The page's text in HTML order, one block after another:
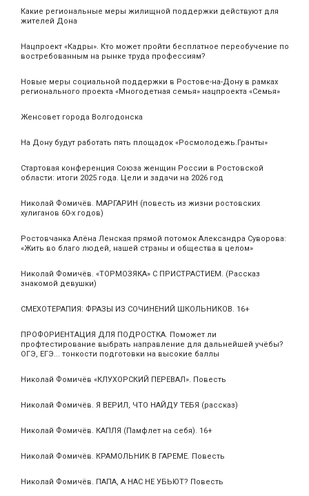
Какие региональные меры жилищной поддержки действуют для
жителей Дона
Нацпроект «Кадры». Кто может пройти бесплатное переобучение по
востребованным на рынке труда профессиям?
Новые меры социальной поддержки в Ростове-на-Дону в рамках
регионального проекта «Многодетная семья» нацпроекта «Семья»
Женсовет города Волгодонска
На Дону будут работать пять площадок «Росмолодежь.Гранты»
Стартовая конференция Союза женщин России в Ростовской
области: итоги 2025 года. Цели и задачи на 2026 год
Николай Фомичёв. МАРГАРИН (повесть из жизни ростовских
хулиганов 60-х годов)
Ростовчанка Алёна Ленская прямой потомок Александра Суворова:
«Жить во благо людей, нашей страны и общества в целом»
Николай Фомичёв. «ТОРМОЗЯКА» С ПРИСТРАСТИЕМ. (Рассказ
знакомой девушки)
СМЕХОТЕРАПИЯ: ФРАЗЫ ИЗ СОЧИНЕНИЙ ШКОЛЬНИКОВ. 16+
ПРОФОРИЕНТАЦИЯ ДЛЯ ПОДРОСТКА. Поможет ли
профтестирование выбрать направление для дальнейшей учёбы?
ОГЭ, ЕГЭ... тонкости подготовки на высокие баллы
Николай Фомичёв «КЛУХОРСКИЙ ПЕРЕВАЛ». Повесть
Николай Фомичёв. Я ВЕРИЛ, ЧТО НАЙДУ ТЕБЯ (рассказ)
Николай Фомичёв. КАПЛЯ (Памфлет на себя). 16+
Николай Фомичёв. КРАМОЛЬНИК В ГАРЕМЕ. Повесть
Николай Фомичёв. ПАПА, А НАС НЕ УБЬЮТ? Повесть